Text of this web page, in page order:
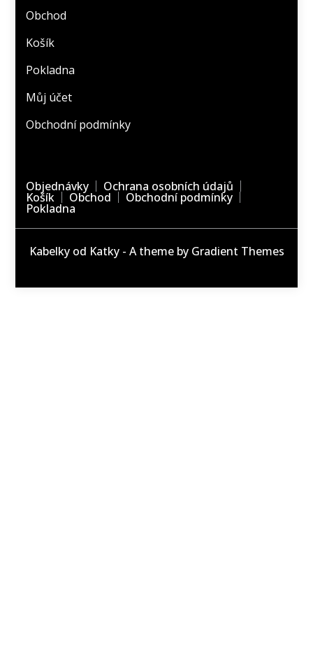
Obchod
Košík
Pokladna
Můj účet
Obchodní podmínky
Objednávky Ochrana osobních údajů
Košík Obchod Obchodní podmínky
Pokladna
Kabelky od Katky - A theme by Gradient Themes